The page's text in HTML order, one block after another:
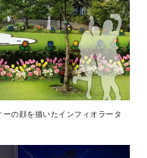
の顔を描いたインフィオラータ